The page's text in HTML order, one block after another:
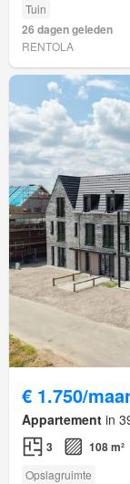
Tuin
26 dagen geleden
RENTOLA
€ 1.750/
Appartement in
3 108 m²
Opslagruimte